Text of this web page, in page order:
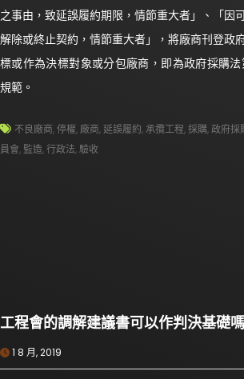
之事由，致延誤履約期限，情節重大者」、「因
解除或終止契約，情節重大者」，將廠商刊登政
標或作為決標對象或分包廠商，即為政府採購法
規範。
不良廠商,停權,廠商,延誤履約, 承攬工程,採購,政府採
員會, 監造,行政法,驗收
工程會的調解建議書可以作判決基礎
1 8 月, 2019